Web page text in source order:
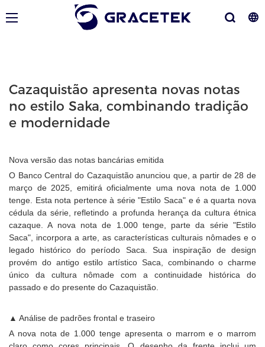
Cazaquistão apresenta novas notas
no estilo Saka, combinando tradição
e modernidade
Nova versão das notas bancárias emitida
O Banco Central do Cazaquistão anunciou que, a partir de 28 de
março de 2025, emitirá oficialmente uma nova nota de 1.000
tenge. Esta nota pertence à série "Estilo Saca" e é a quarta nova
cédula da série, refletindo a profunda herança da cultura étnica
cazaque. A nova nota de 1.000 tenge, parte da série "Estilo
Saca", incorpora a arte, as características culturais nômades e o
legado histórico do período Saca. Sua inspiração de design
provém do antigo estilo artístico Saca, combinando o charme
único da cultura nômade com a continuidade histórica do
passado e do presente do Cazaquistão.
▲ Análise de padrões frontal e traseiro
A nova nota de 1.000 tenge apresenta o marrom e o marrom